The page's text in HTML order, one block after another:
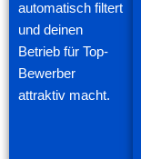
automatisch filtert
und deinen
Betrieb für Top-
Bewerber
attraktiv macht.